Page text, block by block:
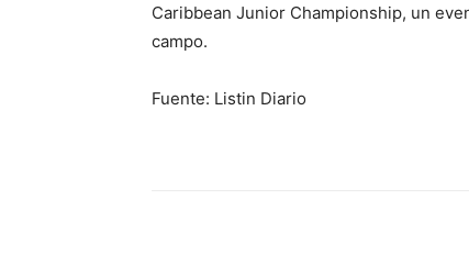
Caribbean Junior Championship, un
campo.
Fuente: Listin Diario